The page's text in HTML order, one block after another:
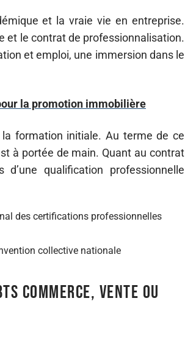
et la vraie vie en entreprise.
et le contrat de professionnalisation.
et emploi, une immersion dans le
la promotion immobilière
la formation initiale. Au terme de ce
à portée de main. Quant au contrat
qualification professionnelle
des certifications professionnelles
collective nationale
commerce, vente ou